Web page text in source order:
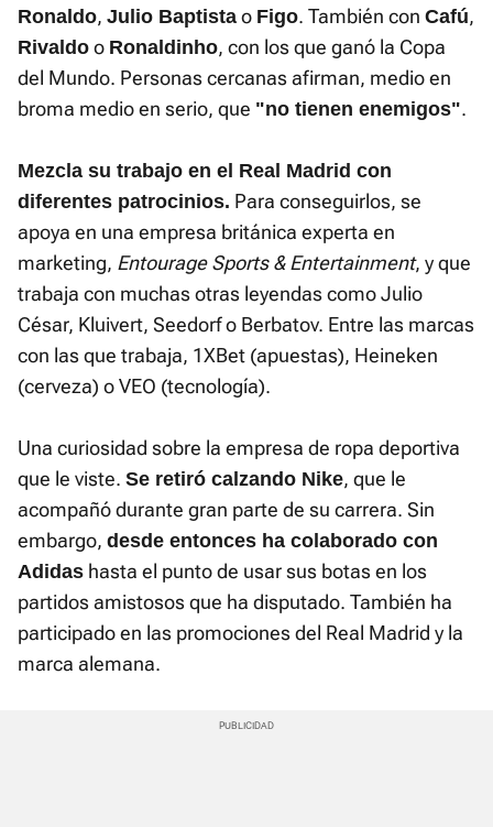
Ronaldo, Julio Baptista o Figo. También con Cafú,
Rivaldo o Ronaldinho, con los que ganó la Copa
del Mundo. Personas cercanas afirman, medio en
broma medio en serio, que "no tienen enemigos".
Mezcla su trabajo en el Real Madrid con
diferentes patrocinios. Para conseguirlos, se
apoya en una empresa británica experta en
marketing, Entourage Sports & Entertainment, y que
trabaja con muchas otras leyendas como Julio
César, Kluivert, Seedorf o Berbatov. Entre las marcas
con las que trabaja, 1XBet (apuestas), Heineken
(cerveza) o VEO (tecnología).
Una curiosidad sobre la empresa de ropa deportiva
que le viste. Se retiró calzando Nike, que le
acompañó durante gran parte de su carrera. Sin
embargo, desde entonces ha colaborado con
Adidas hasta el punto de usar sus botas en los
partidos amistosos que ha disputado. También ha
participado en las promociones del Real Madrid y la
marca alemana.